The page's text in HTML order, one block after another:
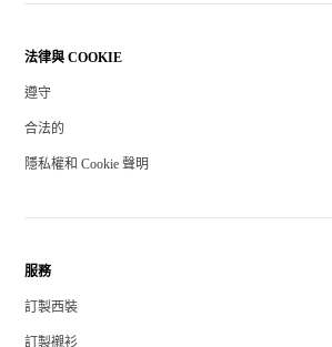
法律與 COOKIE
遵守
合法的
隱私權和 Cookie 聲明
服務
訂製西裝
訂製襯衫